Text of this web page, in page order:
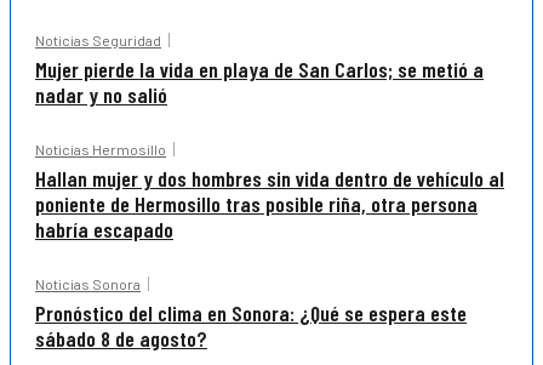
Noticias Seguridad
Mujer pierde la vida en playa de San Carlos; se metió a
nadar y no salió
Noticias Hermosillo
Hallan mujer y dos hombres sin vida dentro de vehículo al
poniente de Hermosillo tras posible riña, otra persona
habría escapado
Noticias Sonora
Pronóstico del clima en Sonora: ¿Qué se espera este
sábado 8 de agosto?